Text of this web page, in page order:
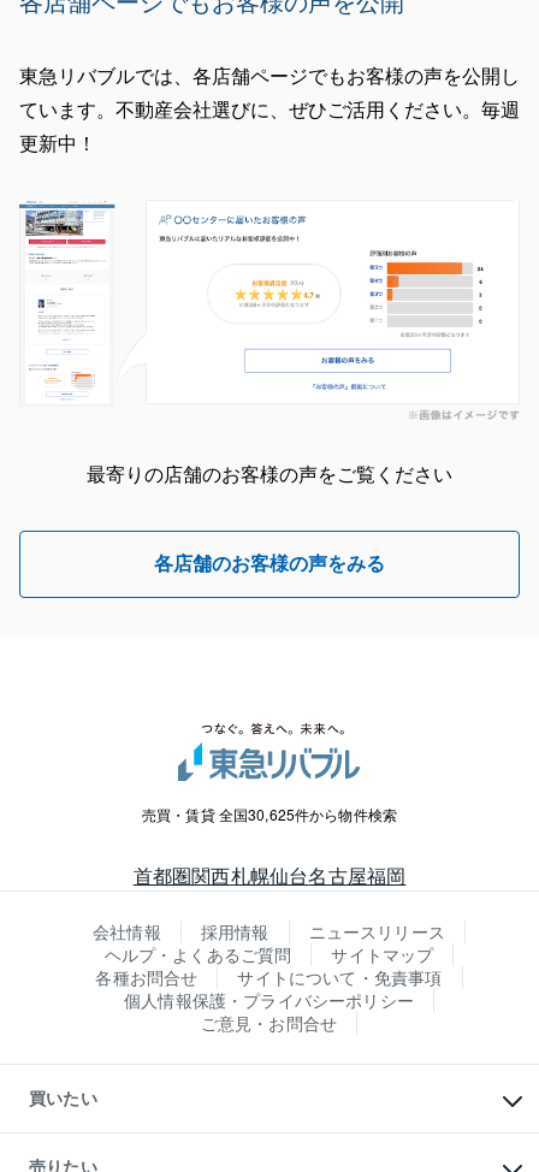
閉じる
東急リバブルでは、各店舗ページでもお客様の声を公開し
ています。不動産会社選びに、ぜひご活用ください。毎週
更新中！
最寄りの店舗のお客様の声をご覧ください
各店舗のお客様の声をみる
売買・賃貸 全国30,625件から物件検索
首都圏関西札幌仙台名古屋福岡
会社情報 採用情報
ニュースリリース
ヘルプ・よくあるご質問
サイトマップ
各種お問合せ
サイトについて・免責事項
個人情報保護・プライバシーポリシー
ご意見・お問合せ
買いたい
新築・分譲マンションの購入
売りたい